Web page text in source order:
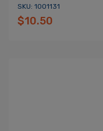
SKU: 1001131
$10.50